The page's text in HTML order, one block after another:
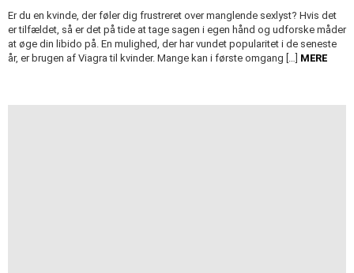
Er du en kvinde, der føler dig frustreret over manglende sexlyst? Hvis det
er tilfældet, så er det på tide at tage sagen i egen hånd og udforske måder
at øge din libido på. En mulighed, der har vundet popularitet i de seneste
år, er brugen af Viagra til kvinder. Mange kan i første omgang […] MERE